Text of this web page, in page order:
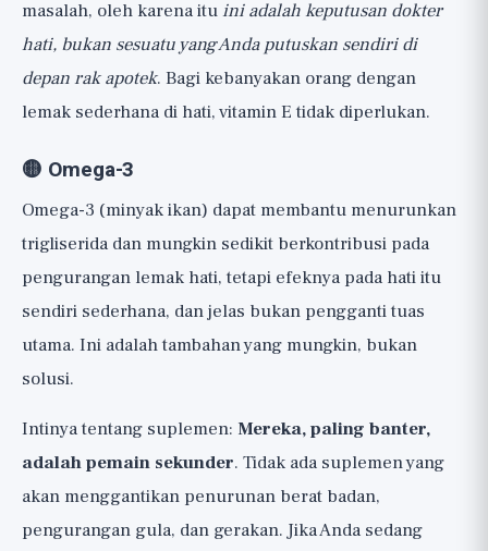
masalah, oleh karena ituini adalah keputusan dokter
hati, bukan sesuatu yang Anda putuskan sendiri di
depan rak apotek. Bagi kebanyakan orang dengan
lemak sederhana di hati, vitamin E tidak diperlukan.
🟡 Omega-3
Omega-3 (minyak ikan) dapat membantu menurunkan
trigliserida dan mungkin sedikit berkontribusi pada
pengurangan lemak hati, tetapi efeknya pada hati itu
sendiri sederhana, dan jelas bukan pengganti tuas
utama. Ini adalah tambahan yang mungkin, bukan
solusi.
Intinya tentang suplemen: Mereka, paling banter,
adalah pemain sekunder. Tidak ada suplemen yang
akan menggantikan penurunan berat badan,
pengurangan gula, dan gerakan. Jika Anda sedang